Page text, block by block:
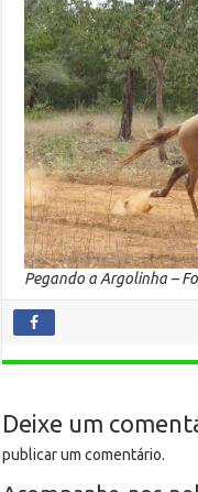
Pegando a Argolinha –
Deixe um
publicar um comentário.